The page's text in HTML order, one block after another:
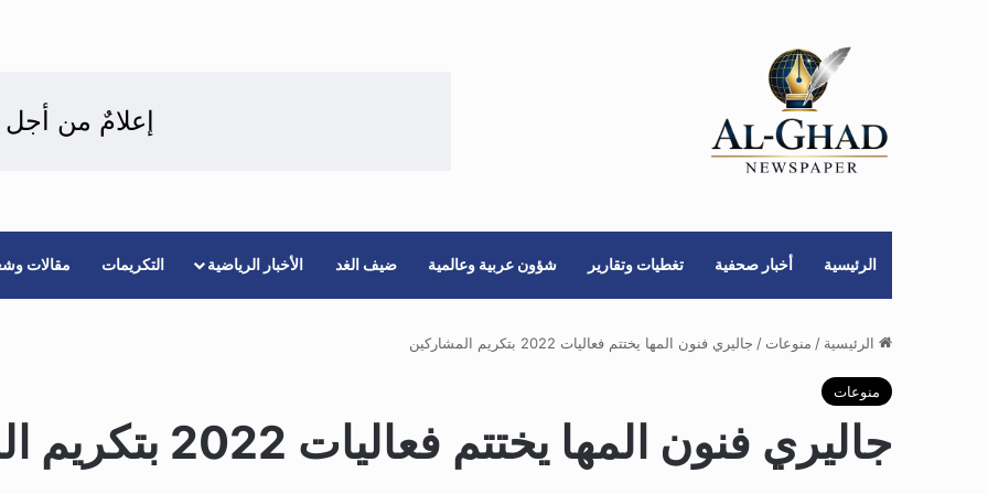
إعلامٌ من
الرئيسية أخبار صحفية تغطيات وتقارير شؤون عربية وعالمية ضيف الغد الأخبار الرياضية التكريمات مقالات
الرئيسية / منوعات / جاليري فنون المها يختتم فعاليات 2022 بتكريم المشاركين
منوعات
جاليري فنون المها يختتم فعاليات 2022 بتكريم المشاركين